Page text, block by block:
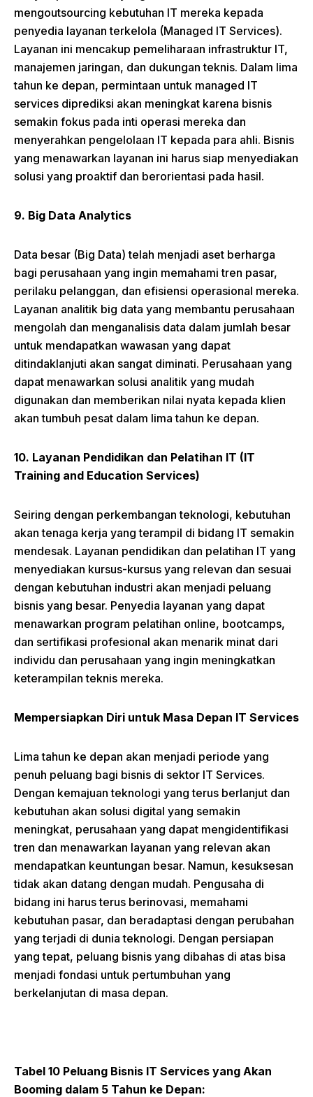
mengoutsourcing kebutuhan IT mereka kepada
penyedia layanan terkelola (Managed IT Services).
Layanan ini mencakup pemeliharaan infrastruktur IT,
manajemen jaringan, dan dukungan teknis. Dalam lima
tahun ke depan, permintaan untuk managed IT
services diprediksi akan meningkat karena bisnis
semakin fokus pada inti operasi mereka dan
menyerahkan pengelolaan IT kepada para ahli. Bisnis
yang menawarkan layanan ini harus siap menyediakan
solusi yang proaktif dan berorientasi pada hasil.
9. Big Data Analytics
Data besar (Big Data) telah menjadi aset berharga
bagi perusahaan yang ingin memahami tren pasar,
perilaku pelanggan, dan efisiensi operasional mereka.
Layanan analitik big data yang membantu perusahaan
mengolah dan menganalisis data dalam jumlah besar
untuk mendapatkan wawasan yang dapat
ditindaklanjuti akan sangat diminati. Perusahaan yang
dapat menawarkan solusi analitik yang mudah
digunakan dan memberikan nilai nyata kepada klien
akan tumbuh pesat dalam lima tahun ke depan.
10. Layanan Pendidikan dan Pelatihan IT (IT
Training and Education Services)
Seiring dengan perkembangan teknologi, kebutuhan
akan tenaga kerja yang terampil di bidang IT semakin
mendesak. Layanan pendidikan dan pelatihan IT yang
menyediakan kursus-kursus yang relevan dan sesuai
dengan kebutuhan industri akan menjadi peluang
bisnis yang besar. Penyedia layanan yang dapat
menawarkan program pelatihan online, bootcamps,
dan sertifikasi profesional akan menarik minat dari
individu dan perusahaan yang ingin meningkatkan
keterampilan teknis mereka.
Mempersiapkan Diri untuk Masa Depan IT Services
Lima tahun ke depan akan menjadi periode yang
penuh peluang bagi bisnis di sektor IT Services.
Dengan kemajuan teknologi yang terus berlanjut dan
kebutuhan akan solusi digital yang semakin
meningkat, perusahaan yang dapat mengidentifikasi
tren dan menawarkan layanan yang relevan akan
mendapatkan keuntungan besar. Namun, kesuksesan
tidak akan datang dengan mudah. Pengusaha di
bidang ini harus terus berinovasi, memahami
kebutuhan pasar, dan beradaptasi dengan perubahan
yang terjadi di dunia teknologi. Dengan persiapan
yang tepat, peluang bisnis yang dibahas di atas bisa
menjadi fondasi untuk pertumbuhan yang
berkelanjutan di masa depan.
Tabel 10 Peluang Bisnis IT Services yang Akan
Booming dalam 5 Tahun ke Depan: